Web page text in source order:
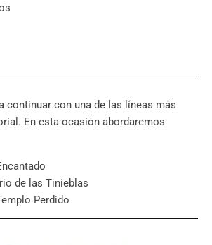
continuar con una de las líneas más
En esta ocasión abordaremos
de las Tinieblas
Perdido